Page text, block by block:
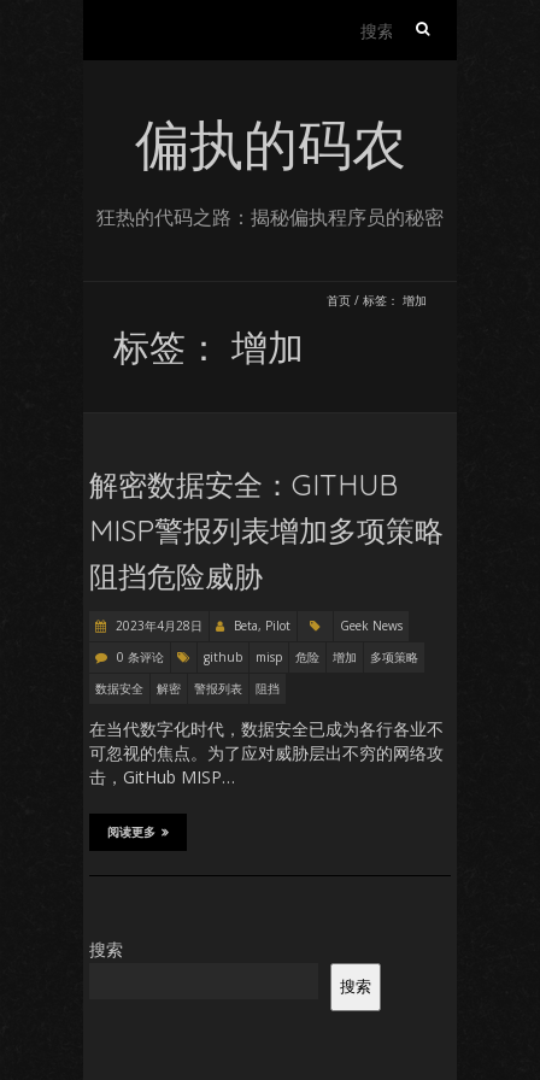
偏执的码农
狂热的代码之路：揭秘偏执程序员的秘密
首页 / 标签： 增加
标签： 增加
解密数据安全：GITHUB
MISP警报列表增加多项策略
阻挡危险威胁
2023年4月28日 Beta, Pilot
Geek News
0 条评论
github misp 危险 增加
多项策略
数据安全
解密 警报列表 阻挡
在当代数字化时代，数据安全已成为各行各业不
可忽视的焦点。为了应对威胁层出不穷的网络攻
击，GitHub MISP…
阅读更多
搜索
搜索